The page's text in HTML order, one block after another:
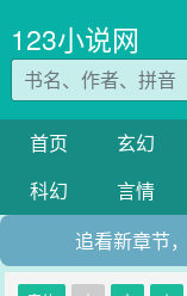
123小说网
首页 玄幻
科幻
言情
追看新章节